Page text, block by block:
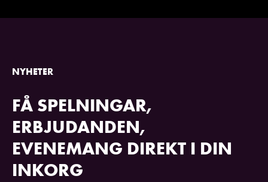
NYHETER
FÅ SPELNINGAR,
ERBJUDANDEN,
EVENEMANG DIREKT I DIN
INKORG